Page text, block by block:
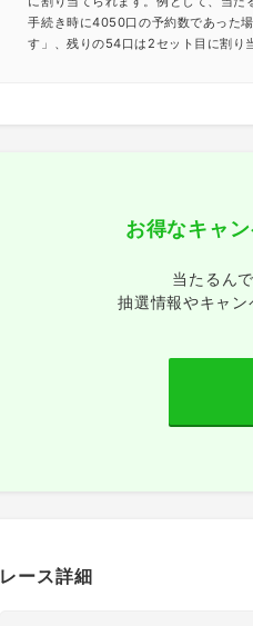
手続き時に4050口の予約数であった
す」、残りの54口は2セット目に割り
お得なキャ
当たるん
抽選情報やキャン
レース詳細